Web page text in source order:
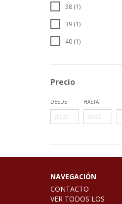
38 (1)
39 (1)
40 (1)
Precio
DESDE HASTA
NAVEGACIÓN
CONTACTO
VER TODOS LOS